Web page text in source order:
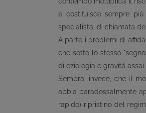
e costituisce sempre
specialista, di chiamata
A parte i problemi di
che sotto lo stesso
di eziologia e gravità
Sembra, invece, che il
abbia paradossalmente
rapido) ripristino del